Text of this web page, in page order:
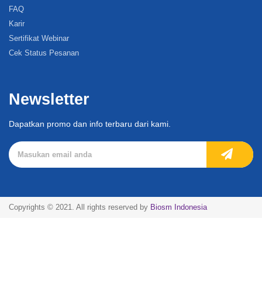
FAQ
Karir
Sertifikat Webinar
Cek Status Pesanan
Newsletter
Dapatkan promo dan info terbaru dari kami.
Copyrights © 2021. All rights reserved by Biosm Indonesia